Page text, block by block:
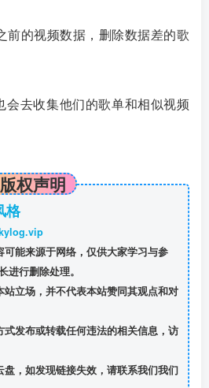
前的视频数据，删除数据差的歌
会去收集他们的歌单和相似视频
版权声明
格
能来源于网络，仅供大家学习与参
进行删除处理。
立场，并不代表本站赞同其观点和对
发布或转载任何违法的相关信息，访
，如发现链接失效，请联系我们我们